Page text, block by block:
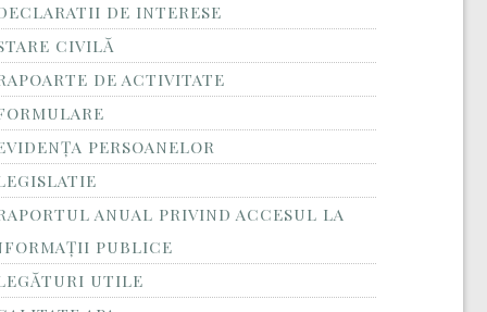
DE INTERESE
CIVILĂ
DE ACTIVITATE
PERSOANELOR
ANUAL PRIVIND ACCESUL LA
PUBLICE
UTILE